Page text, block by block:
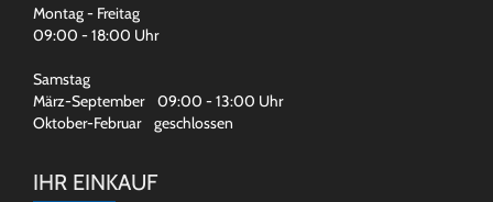
Montag - Freitag
09:00 - 18:00 Uhr
Samstag
März-September 09:00 - 13:00 Uhr
Oktober-Februar geschlossen
IHR EINKAUF